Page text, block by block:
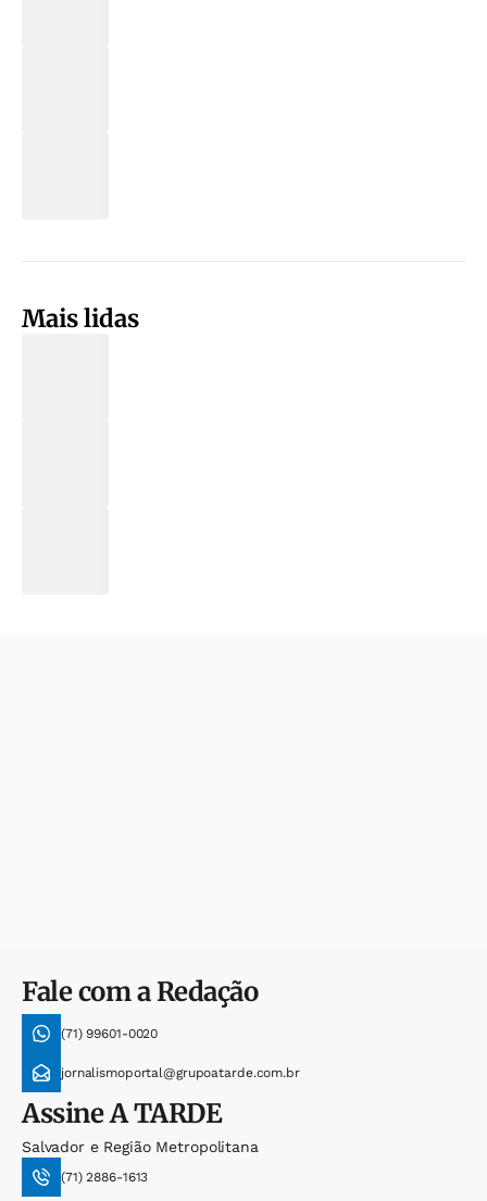
Mais lidas
Fale com a Redação
(71) 99601-0020
jornalismoportal@grupoatarde.com.br
AssineA TARDE
Salvador e Região Metropolitana
(71) 2886-1613